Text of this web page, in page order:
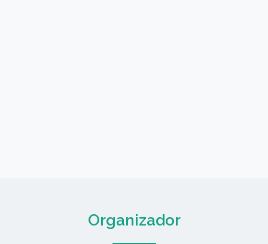
Organizador